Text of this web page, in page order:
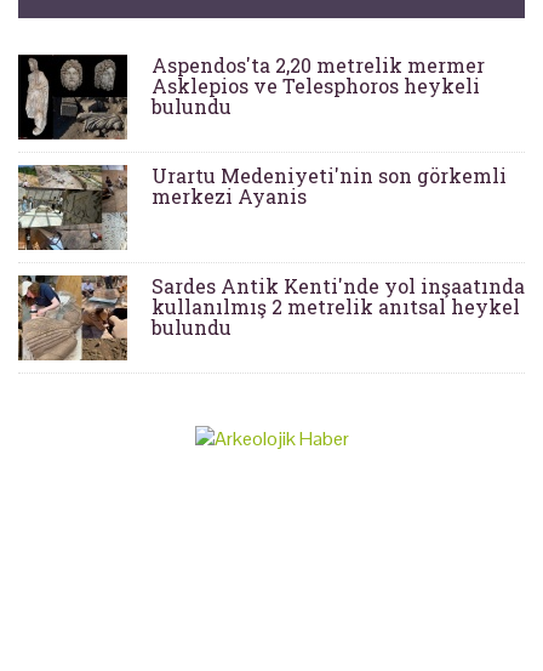
Aspendos'ta 2,20 metrelik mermer
Asklepios ve Telesphoros heykeli
bulundu
Urartu Medeniyeti'nin son görkemli
merkezi Ayanis
Sardes Antik Kenti'nde yol inşaatında
kullanılmış 2 metrelik anıtsal heykel
bulundu